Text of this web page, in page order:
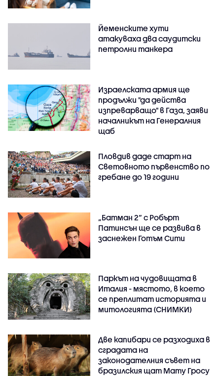
Йеменските хути
атакуваха два саудитски
петролни танкера
Израелската армия ще
продължи "да действа
изпреварващо" в Газа, заяви
началникът на Генералния
щаб
Пловдив даде старт на
Световното първенство по
гребане до 19 години
„Батман 2“ с Робърт
Патинсън ще се развива в
заснежен Готъм Сити
Паркът на чудовищата в
Италия - мястото, в което
се преплитат историята и
митологията (СНИМКИ)
Две капибари се разходиха в
сградата на
законодателния съвет на
бразилския щат Мату Гросу